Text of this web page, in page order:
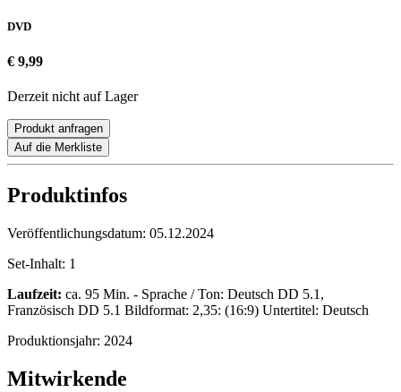
DVD
€ 9,99
Derzeit nicht auf Lager
Produkt anfragen
Auf die Merkliste
Produktinfos
Veröffentlichungsdatum: 05.12.2024
Set-Inhalt: 1
Laufzeit: ca. 95 Min. - Sprache / Ton: Deutsch DD 5.1,
Französisch DD 5.1 Bildformat: 2,35: (16:9) Untertitel: Deutsch
Produktionsjahr: 2024
Mitwirkende